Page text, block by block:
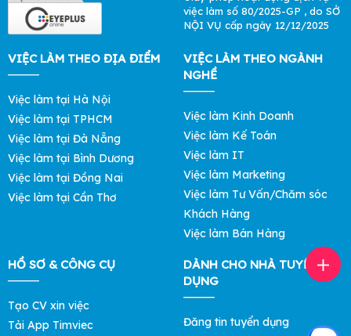
việc làm số 80/2025-GP , do SỞ
NỘI VỤ cấp ngày 12/12/2025
VIỆC LÀM THEO ĐỊA ĐIỂM
Việc làm tại Hà Nội
Việc làm tại TPHCM
Việc làm tại Đà Nẵng
Việc làm tại Bình Dương
Việc làm tại Đồng Nai
Việc làm tại Cần Thơ
VIỆC LÀM THEO NGÀNH
NGHỀ
Việc làm Kinh Doanh
Việc làm Kế Toán
Việc làm IT
Việc làm Marketing
Việc làm Tư Vấn/Chăm sóc
Khách Hàng
Việc làm Bán Hàng
HỒ SƠ & CÔNG CỤ
Tạo CV xin việc
Tải App Timviec
DÀNH CHO NHÀ TUYỂN
DỤNG
Đăng tin tuyển dụng